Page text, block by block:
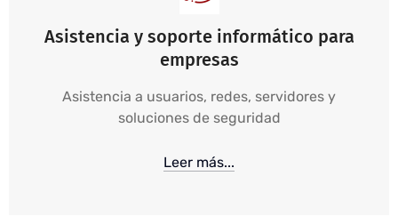
Asistencia y soporte informático para
empresas
Asistencia a usuarios, redes, servidores y
soluciones de seguridad
Leer más...